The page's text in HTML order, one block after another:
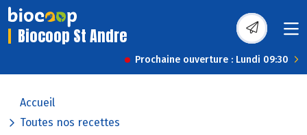
Biocoop St Andre
Prochaine ouverture : Lundi 09:30
Accueil
Toutes nos recettes